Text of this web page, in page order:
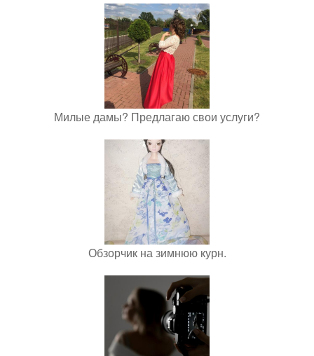
Милые дамы? Предлагаю свои услуги?
Обзорчик на зимнюю курн.